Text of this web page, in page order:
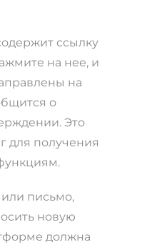
ссылку
на нее, и
на
о
Это
для получения
письмо,
новую
должна